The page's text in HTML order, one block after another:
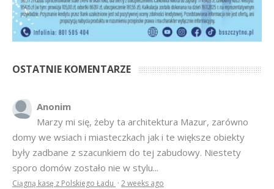
OSTATNIE KOMENTARZE
Anonim
Marzy mi się, żeby ta architektura Mazur, zarówno
domy we wsiach i miasteczkach jak i te większe obiekty
były zadbane z szacunkiem do tej zabudowy. Niestety
sporo domów zostało nie w stylu...
Ciągną kasę z Polskiego Ładu · 2 weeks ago